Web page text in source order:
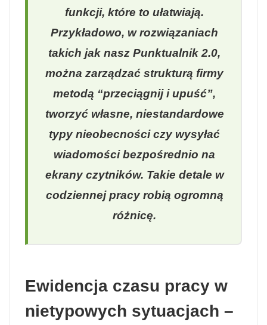
funkcji, które to ułatwiają.
Przykładowo, w rozwiązaniach
takich jak nasz Punktualnik 2.0,
można zarządzać strukturą firmy
metodą “przeciągnij i upuść”,
tworzyć własne, niestandardowe
typy nieobecności czy wysyłać
wiadomości bezpośrednio na
ekrany czytników. Takie detale w
codziennej pracy robią ogromną
różnicę.
Ewidencja czasu pracy w
nietypowych sytuacjach –